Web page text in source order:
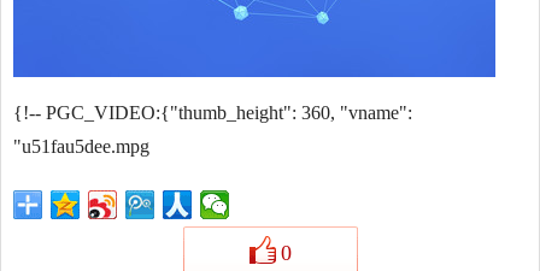
{!-- PGC_VIDEO:{"thumb_height": 360, "vname":
"u51fau5dee.mpg
0